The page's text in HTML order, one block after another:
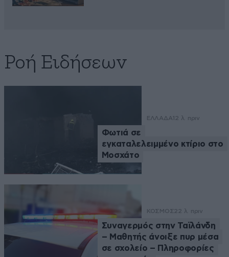
Ροή Ειδήσεων
ΕΛΛΑΔΑ 12 λ. πριν
Φωτιά σε
εγκαταλελειμμένο κτίριο στο
Μοσχάτο
ΚΟΣΜΟΣ22 λ. πριν
Συναγερμός στην Ταϊλάνδη
– Μαθητής άνοιξε πυρ μέσα
σε σχολείο – Πληροφορίες